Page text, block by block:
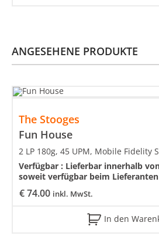
ANGESEHENE PRODUKTE
The Stooges
Fun House
€74.00 inkl. MwSt.
2 LP 180g, 45 UPM, Mobile Fidelity
Verfügbar : Lieferbar innerhalb
soweit verfügbar beim Lieferanten
In den